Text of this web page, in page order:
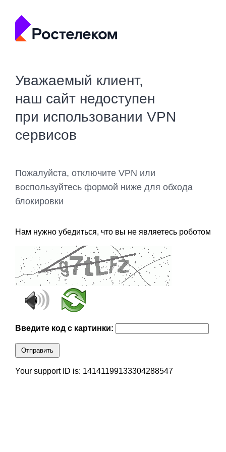
Уважаемый клиент,
наш сайт недоступен
при использовании VPN
сервисов
Пожалуйста, отключите VPN или
воспользуйтесь формой ниже для обхода
блокировки
Нам нужно убедиться, что вы не являетесь роботом
Введите код с картинки:
Отправить
Your support ID is: 14141199133304288547